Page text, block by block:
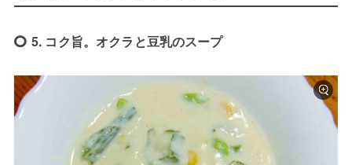
5. コク旨。オクラと豆乳のスープ